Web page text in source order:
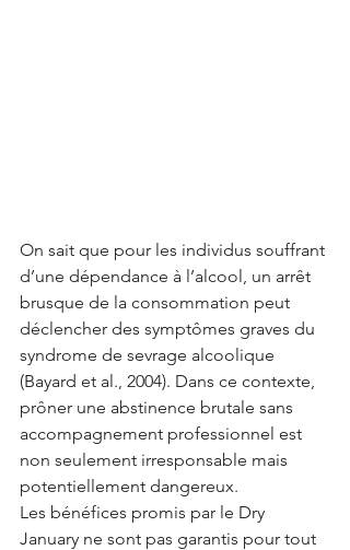
On sait que pour les individus souffrant
d’une dépendance à l’alcool, un arrêt
brusque de la consommation peut
déclencher des symptômes graves du
syndrome de sevrage alcoolique
(Bayard et al., 2004). Dans ce contexte,
prôner une abstinence brutale sans
accompagnement professionnel est
non seulement irresponsable mais
potentiellement dangereux.
Les bénéfices promis par le Dry
January ne sont pas garantis pour tout